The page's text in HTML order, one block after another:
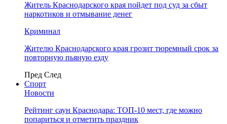
Житель Краснодарского края пойдет под суд за сбыт
наркотиков и отмывание денег
Криминал
Жителю Краснодарского края грозит тюремный срок за
повторную пьяную езду
Пред След
Спорт
Новости
Рейтинг саун Краснодара: ТОП-10 мест, где можно
попариться и отметить праздник